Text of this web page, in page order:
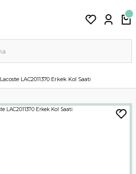
Lacoste LAC2011370 Erkek Kol Saati